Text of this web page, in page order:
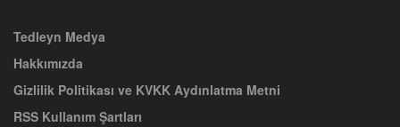
Tedleyn Medya
Hakkımızda
Gizlilik Politikası ve KVKK Aydınlatma Metni
RSS Kullanım Şartları